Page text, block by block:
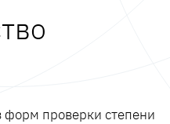
форм проверки степени